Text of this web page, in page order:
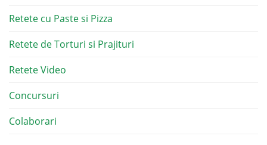
Retete cu Paste si Pizza
Retete de Torturi si Prajituri
Retete Video
Concursuri
Colaborari